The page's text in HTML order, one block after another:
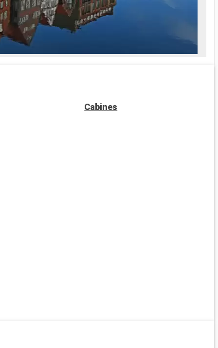
Cabines